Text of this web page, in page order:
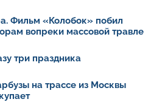
Фильм «Колобок» побил
вопреки массовой травле
три праздника
на трассе из Москвы